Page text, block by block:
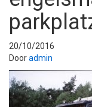
20/10/2016
Dooradmin